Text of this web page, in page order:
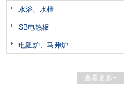
水浴、水槽
SB电热板
电阻炉、马弗炉
查看更多+